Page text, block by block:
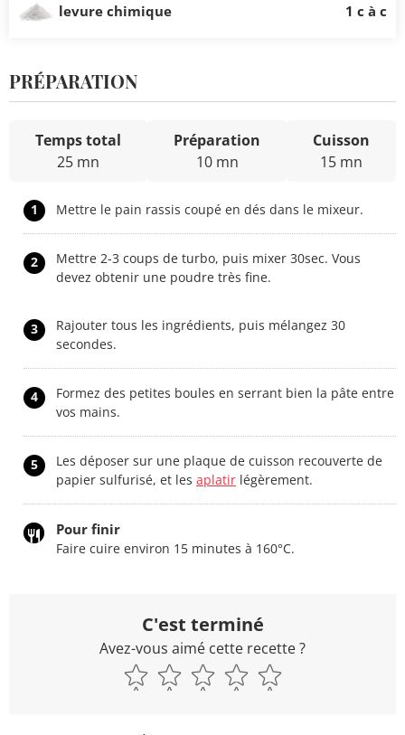
levure chimique 1 c à c
PRÉPARATION
Temps total
25 mn
Préparation
10 mn
Cuisson
15 mn
1 Mettre le pain rassis coupé en dés dans le mixeur.
2
Mettre 2-3 coups de turbo, puis mixer 30sec. Vous
devez obtenir une poudre très fine.
3
Rajouter tous les ingrédients, puis mélangez 30
secondes.
4
Formez des petites boules en serrant bien la pâte entre
vos mains.
5
Les déposer sur une plaque de cuisson recouverte de
papier sulfurisé, et les aplatir légèrement.
Pour finir
Faire cuire environ 15 minutes à 160°C.
C'est terminé
Avez-vous aimé cette recette ?